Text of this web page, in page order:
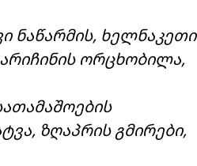
ნაწარმის, ხელნაკეთი
ორცხობილა,
ზღაპრის გმირები,